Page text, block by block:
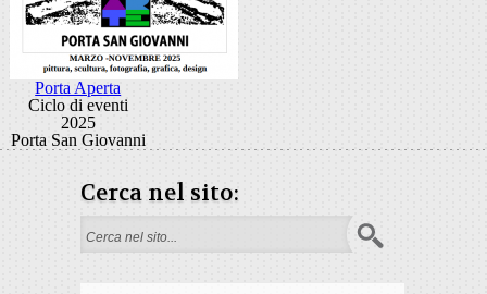
Porta Aperta
Ciclo di eventi
2025
Porta San Giovanni
Cerca nel sito:
Form di ricerca